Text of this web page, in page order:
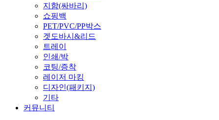
지함(싸바리)
쇼핑백
PET/PVC/PP박스
겟도바시&리드
트레이
인쇄/박
코팅/증착
레이저 마킹
디자인(패키지)
기타
커뮤니티